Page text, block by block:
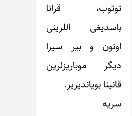
توتوب، قرانا
باسدیغی اللرینی
اونون و بیر سیرا
دیگر موباریزلرین
قانینا بویاندیریر.
سریه